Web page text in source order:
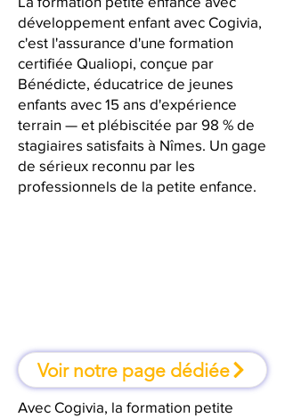
développement enfant avec Cogivia,
c'est l'assurance d'une formation
certifiée Qualiopi, conçue par
Bénédicte, éducatrice de jeunes
enfants avec 15 ans d'expérience
terrain — et plébiscitée par 98 % de
stagiaires satisfaits à Nîmes. Un gage
de sérieux reconnu par les
professionnels de la petite enfance.
Voir notre page dédiée
Avec Cogivia, la formation petite